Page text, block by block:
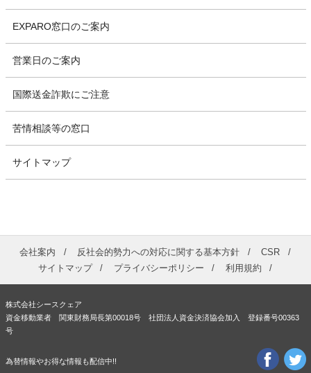
EXPARO窓口のご案内
営業日のご案内
国際送金詐欺にご注意
苦情相談等の窓口
サイトマップ
会社案内 反社会的勢力への対応に関する基本方針
CSR
サイトマップ
プライバシーポリシー 利用規約
株式会社シースクェア
資金移動業者 関東財務局長第00018号 社団法人資金決済協会加入 登録番号00363
号
為替情報やお得な情報も配信中!!